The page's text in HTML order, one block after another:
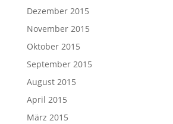
Dezember 2015
November 2015
Oktober 2015
September 2015
August 2015
April 2015
März 2015